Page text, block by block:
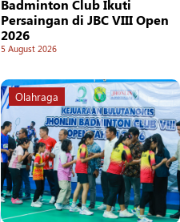
Badminton Club Ikuti
Persaingan di JBC VIII Open
2026
5 August 2026
Olahraga